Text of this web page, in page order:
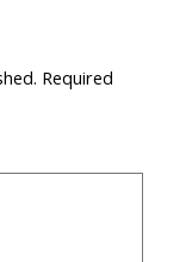
Required